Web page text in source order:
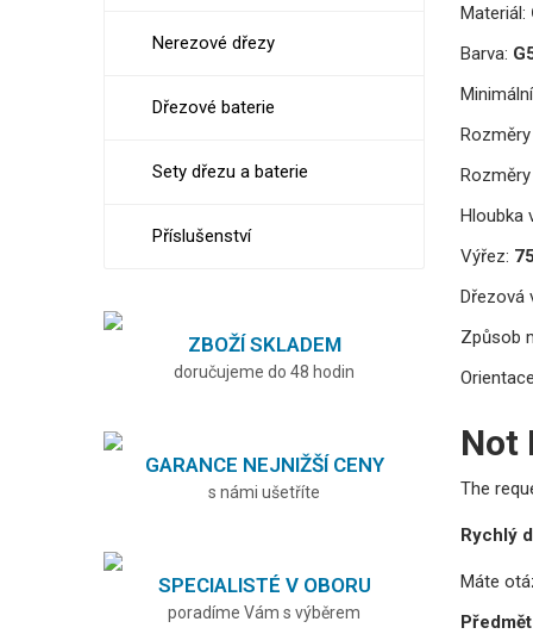
Materiál:
Barva:
Hloubka
Výřez:
Dřezová
Způsob
Not
The
Rychlý
Máte
Předmět
Nerezové dřezy
Dřezové baterie
Sety dřezu a baterie
Příslušenství
ZBOŽÍ SKLADEM
doručujeme do 48 hodin
GARANCE NEJNIŽŠÍ CENY
s námi ušetříte
SPECIALISTÉ V OBORU
poradíme Vám s výběrem